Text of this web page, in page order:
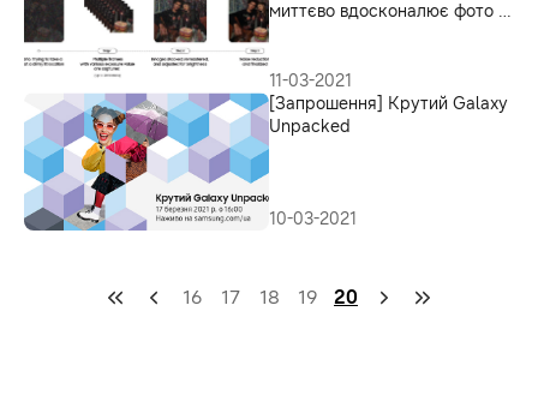
миттєво вдосконалює фото –
11-03-2021
[Запрошення] Крутий Galaxy
Unpacked
10-03-2021
16 17 18 19 20